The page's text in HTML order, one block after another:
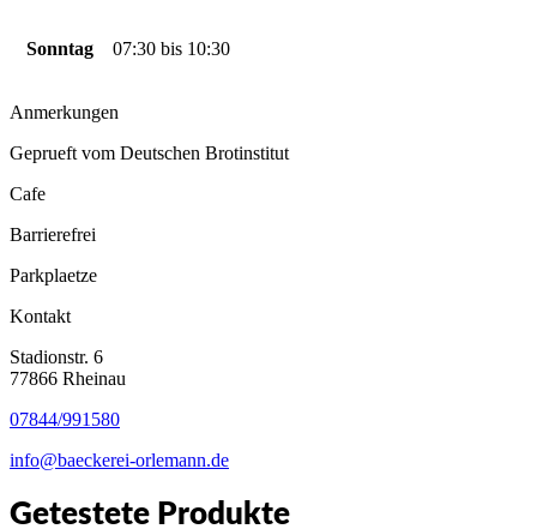
Sonntag 07:30 bis 10:30
Anmerkungen
Geprueft vom Deutschen Brotinstitut
Cafe
Barrierefrei
Parkplaetze
Kontakt
Stadionstr. 6
77866 Rheinau
07844/991580
info@baeckerei-orlemann.de
Getestete Produkte